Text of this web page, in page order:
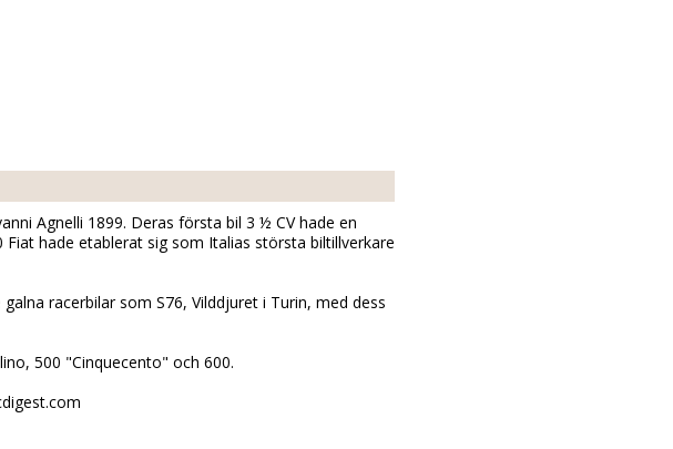
Agnelli 1899. Deras första bil 3 ½ CV hade en
hade etablerat sig som Italias största biltillverkare
racerbilar som S76, Vilddjuret i Turin, med dess
500 "Cinquecento" och 600.